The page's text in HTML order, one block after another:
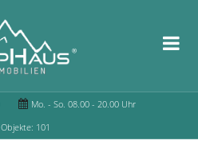
Mo. - So. 08.00 - 20.00 Uhr
Objekte: 101